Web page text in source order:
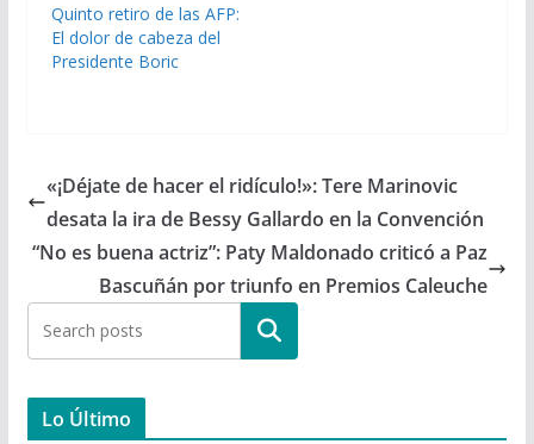
Quinto retiro de las AFP:
El dolor de cabeza del
Presidente Boric
«¡Déjate de hacer el ridículo!»: Tere Marinovic
desata la ira de Bessy Gallardo en la Convención
“No es buena actriz”: Paty Maldonado criticó a Paz
Bascuñán por triunfo en Premios Caleuche
Buscar
Lo Último